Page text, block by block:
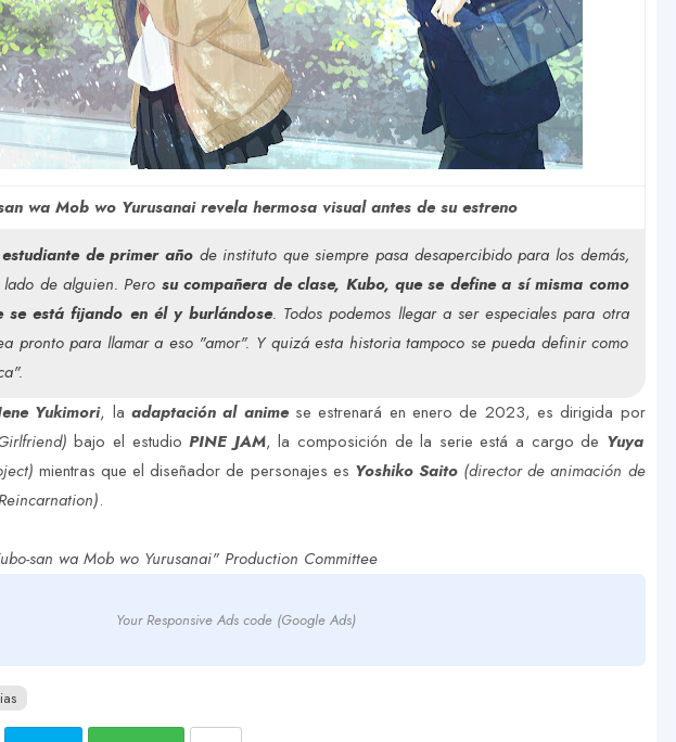
wa Mob wo Yurusanai revela hermosa visual antes de su estreno
de primer año de instituto que siempre pasa desapercibido para los demás,
de alguien. Pero su compañera de clase, Kubo, que se define a sí misma como
se está fijando en él y burlándose. Todos podemos llegar a ser especiales para otra
pronto para llamar a eso "amor". Y quizá esta historia tampoco se pueda definir como
Yukimori, laadaptación al animese estrenará en enero de 2023, es dirigida por
bajo el estudioPINE JAM, la composición de la serie está a cargo de Yuya
mientras que el diseñador de personajes es Yoshiko Saito (director de animación de
.
san wa Mob wo Yurusanai" Production Committee
Your Responsive Ads code (Google Ads)